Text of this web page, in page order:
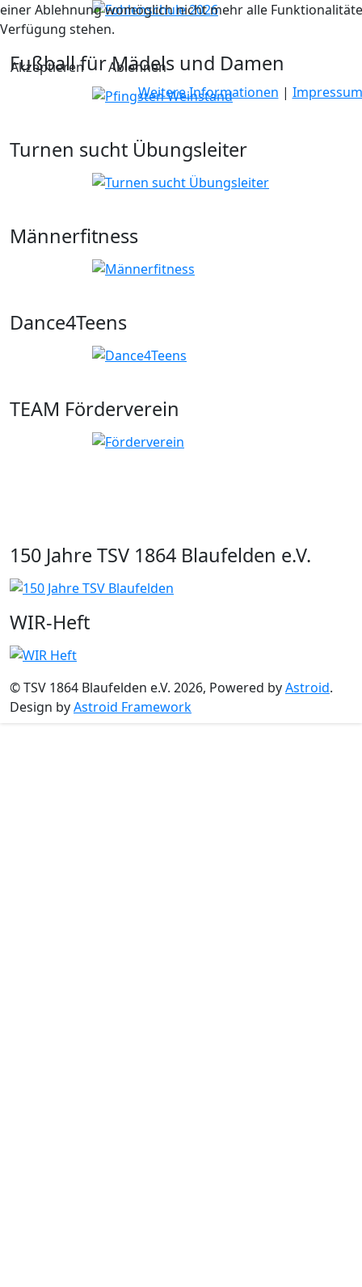
Fußball für Mädels und Damen
Turnen sucht Übungsleiter
Männerfitness
Dance4Teens
TEAM Förderverein
150 Jahre TSV 1864 Blaufelden e.V.
WIR-Heft
© TSV 1864 Blaufelden e.V. 2026, Powered byAstroid.
Design byAstroid Framework
einer Ablehnung womöglich nicht mehr alle
Verfügung stehen.
Akzeptieren
Ablehnen
Weitere Informationen | Impressum